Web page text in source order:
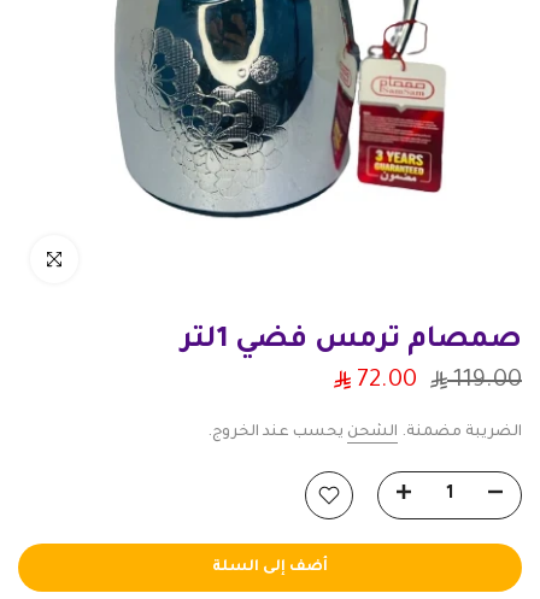
انقر للتكبير
صمصام ترمس فضي 1لتر
119.00
72.00
الضريبة مضمنة. الشحن يحسب عند الخروج.
أضف إلى السلة